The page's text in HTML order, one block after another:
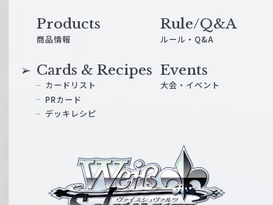
ス
Products
商品情報
Cards & Recipes
カードリスト
PRカード
デッキレシピ
Events
大会・イベント
Rule/Q&A
ルール・Q&A